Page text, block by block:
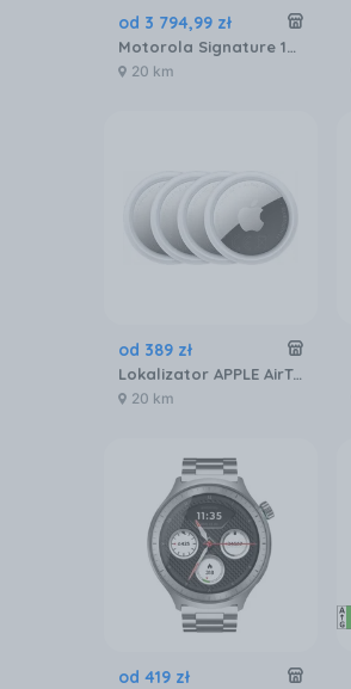
od 3 794,99 zł
Motorola Signature 16/512GB Czarny
20 km
od 389 zł
Lokalizator APPLE AirTag 2 Gen 4 szt
20 km
od 419 zł